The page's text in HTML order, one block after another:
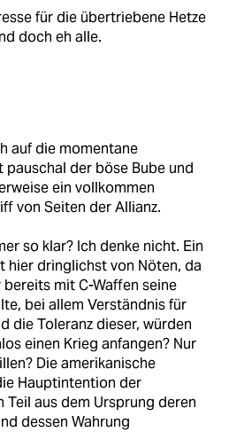
für die übertriebene Hetze
doch eh alle.
auf die momentane
der böse Bube und
ein vollkommen
von Seiten der Allianz.
so klar? Ich denke nicht. Ein
hier dringlichst von Nöten, da
mit C-Waffen seine
bei allem Verständnis für
die Toleranz dieser, würden
einen Krieg anfangen? Nur
Die amerikanische
Hauptintention der
aus dem Ursprung deren
dessen Wahrung